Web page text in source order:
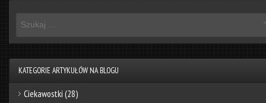
KATEGORIE ARTYKUŁÓW NA BLOGU
Ciekawostki (28)